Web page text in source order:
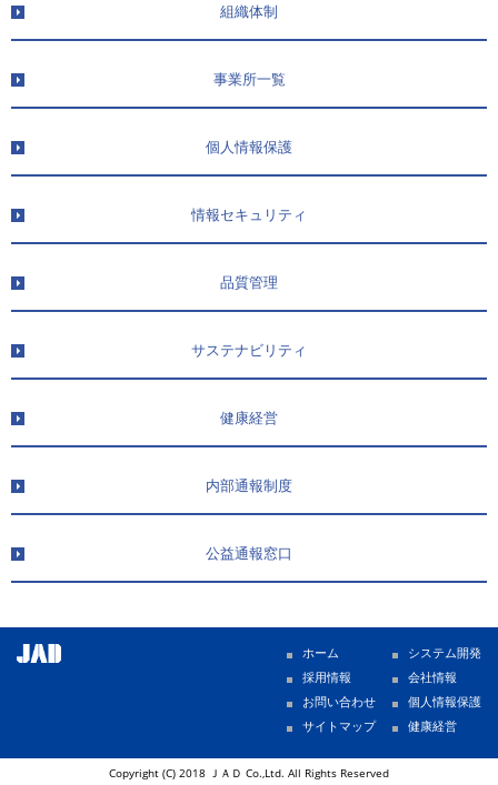
組織体制
事業所一覧
個人情報保護
情報セキュリティ
品質管理
サステナビリティ
健康経営
内部通報制度
公益通報窓口
ホーム
採用情報
お問い合わせ
サイトマップ
システム開発
会社情報
個人情報保護
健康経営
Copyright (C) 2018 ＪＡＤ Co.,Ltd. All Rights Reserved